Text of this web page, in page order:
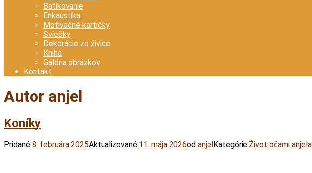
Batikovanie
Enkaustika
Motivačné kartičky
Sviečky
Dekorácie zo živice
Kniha
Galéria obrázkov
Kontakt
Autor anjel
Koníky
Pridané 8. februára 2025Aktualizované 11. mája 2026od anjelKategórie:Život očami anjela